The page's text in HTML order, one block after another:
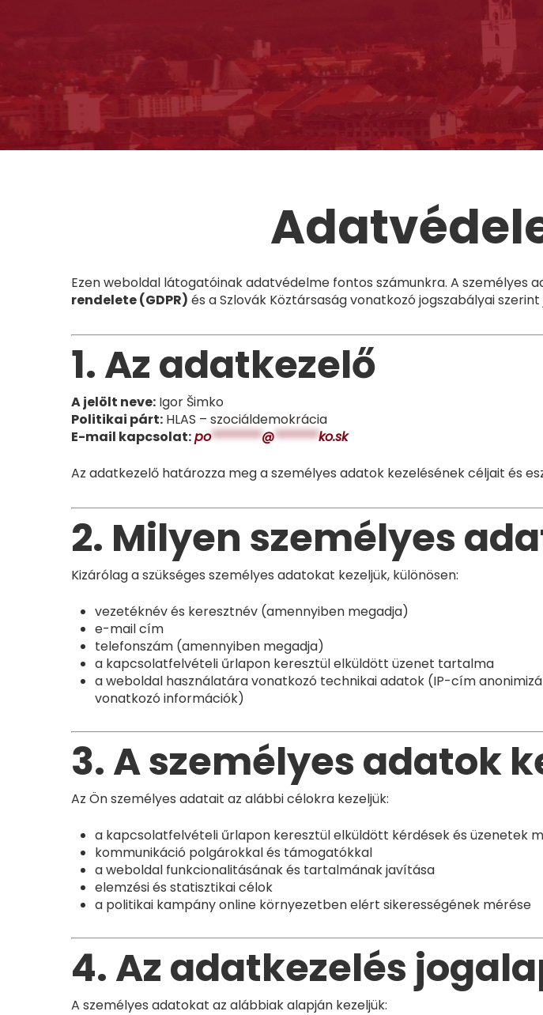
Ezen weboldal látogatóinak adatvédelme fontos számunkra. A személyes
rendelete (GDPR) és a Szlovák Köztársaság vonatkozó jogszabályai szerint
1. Az adatkezelő
A jelölt neve: Igor Šimko
Politikai párt: HLAS – szociáldemokrácia
E-mail kapcsolat:po********@*******ko.sk
Az adatkezelő határozza meg a személyes adatok kezelésének céljait és
2. Milyen személyes
Kizárólag a szükséges személyes adatokat kezeljük, különösen:
vezetéknév és keresztnév (amennyiben megadja)
e-mail cím
telefonszám (amennyiben megadja)
a kapcsolatfelvételi űrlapon keresztül elküldött üzenet tartalma
a weboldal használatára vonatkozó technikai adatok (IP-cím
vonatkozó információk)
3. A személyes adatok
Az Ön személyes adatait az alábbi célokra kezeljük:
a kapcsolatfelvételi űrlapon keresztül elküldött kérdések és üzenetek
kommunikáció polgárokkal és támogatókkal
a weboldal funkcionalitásának és tartalmának javítása
elemzési és statisztikai célok
a politikai kampány online környezetben elért sikerességének mérése
4. Az adatkezelés
A személyes adatokat az alábbiak alapján kezeljük: